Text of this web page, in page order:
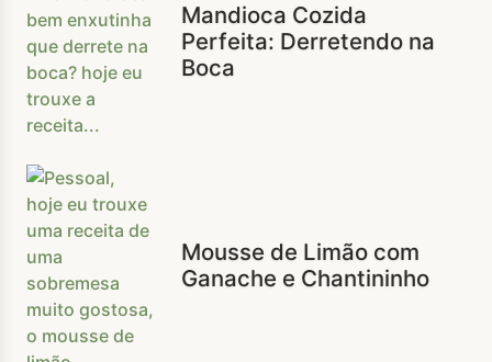
Mandioca Cozida
Perfeita: Derretendo na
Boca
Mousse de Limão com
Ganache e Chantininho